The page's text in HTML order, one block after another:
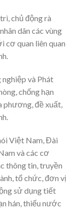
chủ động rà
dân các vùng
cơ quan liên quan
và Phát
chống hạn
phương, đề xuất,
Việt Nam, Đài
và các cơ
thông tin, truyền
tổ chức, đơn vị
sử dụng tiết
hán, thiếu nước